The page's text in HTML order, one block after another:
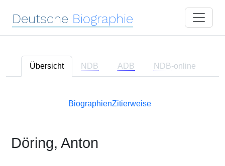
Deutsche Biographie
Übersicht NDB ADB NDB-online
BiographienZitierweise
Döring, Anton